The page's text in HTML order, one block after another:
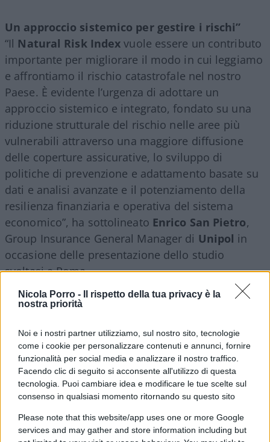
Nicola Porro -
Il rispetto della tua privacy è la
nostra priorità
Noi e i nostri partner utilizziamo, sul nostro sito, tecnologie
come i cookie per personalizzare contenuti e annunci, fornire
funzionalità per social media e analizzare il nostro traffico.
Facendo clic di seguito si acconsente all'utilizzo di questa
tecnologia. Puoi cambiare idea e modificare le tue scelte sul
consenso in qualsiasi momento ritornando su questo sito
Please note that this website/app uses one or more Google
services and may gather and store information including but
Un approccio sistemico per gestire i rischi”
“Il Natural Risk Index vuole essere un contributo
importante per migliorare il modo in cui leggiamo
e affrontiamo il rischio catastrofale nel nostro
Paese. È evidente l’urgenza di adottare un
approccio sistemico e integrato, fondato su una
riduzione strutturale del rischio nelle aree più
vulnerabili attraverso una maggiore diffusione
delle coperture assicurative, lo sviluppo di
politiche di prevenzione e adattamento basate su
dati e analisi avanzate e il potenziamento della
resilienza finanziaria e operativa del sistema
economico”, ha sottolineato Enrico San Pietro,
Group Insurance General Manager di Unipol in
occasione delle presentazione dello studio
svoltasi a Roma.
In sintesi, i rischi catastrofali non possono essere
valore della prevenzione e della riduzione della
vulnerabilità territoriale va oltre la dimensione
strettamente assicurativa e richiede la definizione
di una governance della gestione complessiva del
rischio, basata su un vero partenariato pubblico-
privato e sull’analisi scientifica dei dati”, avverte
Stefano Genovese, Head of Institutional & Public